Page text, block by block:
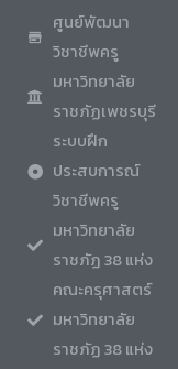
ศูนย์พัฒนา
วิชาชีพครู
มหาวิทยาลัย
ราชภัฏเพชรบุรี
ระบบฝึก
ประสบการณ์
วิชาชีพครู
มหาวิทยาลัย
ราชภัฏ 38 แห่ง
คณะครุศาสตร์
มหาวิทยาลัย
ราชภัฏ 38 แห่ง